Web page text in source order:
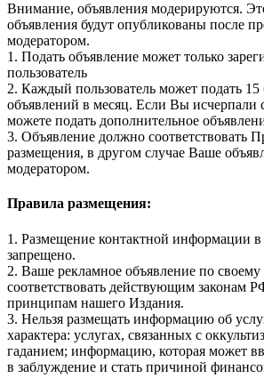
Внимание, объявления модерируются.
объявления будут опубликованы после
модератором.
1. Подать объявление может только
пользователь
2. Каждый пользователь может подать 15
объявлений в месяц. Если Вы исчерпали
можете подать дополнительное
3. Объявление должно соответствовать
размещения, в другом случае Ваше
модератором.
Правила размещения:
1. Размещение контактной информации
запрещено.
2. Ваше рекламное объявление по
соответствовать действующим законам
принципам нашего Издания.
3. Нельзя размещать информацию об
характера: услугах, связанных с
гаданием; информацию, которая может
в заблуждение и стать причиной